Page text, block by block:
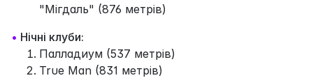
"Мігдаль" (876 метрів)
• Нічні клуби:
Палладиум (537 метрів)
True Man (831 метрів)